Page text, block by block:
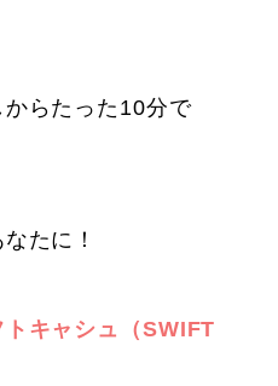
からたった10分で
たに！
トキャシュ（SWIFT